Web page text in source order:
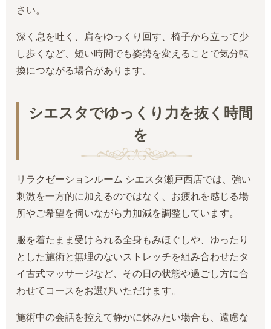
さい。
深く息を吐く、肩をゆっくり回す、椅子から立って少
し歩くなど、短い時間でも姿勢を変えることで気分転
換につながる場合があります。
シエスタでゆっくり力を抜く時間
を
リラクゼーションルーム シエスタ瀬戸西店では、強い
刺激を一方的に加えるのではなく、お疲れを感じる場
所やご希望を伺いながら力加減を調整しています。
服を着たまま受けられる全身もみほぐしや、ゆったり
とした施術と無理のないストレッチを組み合わせたタ
イ古式マッサージなど、その日の状態や過ごし方に合
わせてコースをお選びいただけます。
施術中の会話を控えて静かに休みたい場合も、遠慮な